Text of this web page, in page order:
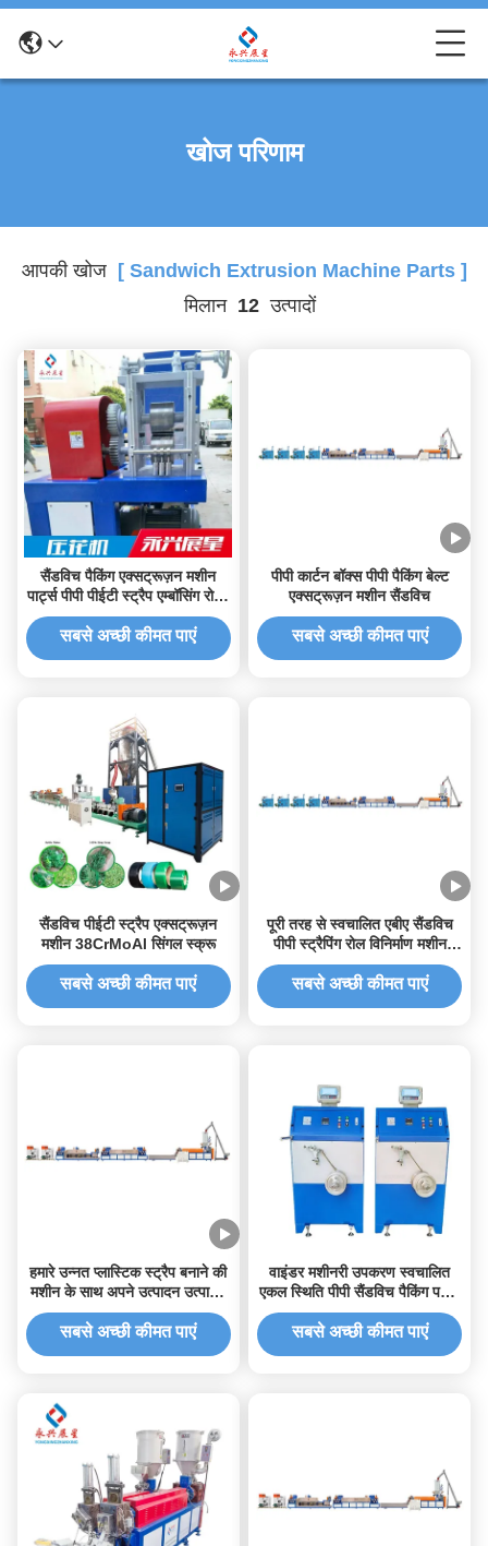
खोज परिणाम
आपकी खोज[ Sandwich Extrusion Machine Parts ]
मिलान 12उत्पादों
सैंडविच पैकिंग एक्सट्रूज़न मशीन
पार्ट्स पीपी पीईटी स्ट्रैप एम्बॉसिंग रोलर
मशीन
सबसे अच्छी कीमत पाएं
पीपी कार्टन बॉक्स पीपी पैकिंग बेल्ट
एक्सट्रूज़न मशीन सैंडविच
सबसे अच्छी कीमत पाएं
सैंडविच पीईटी स्ट्रैप एक्सट्रूज़न
मशीन 38CrMoAl सिंगल स्क्रू
सबसे अच्छी कीमत पाएं
पूरी तरह से स्वचालित एबीए सैंडविच
पीपी स्ट्रैपिंग रोल विनिर्माण मशीन
100-600 KG/H
सबसे अच्छी कीमत पाएं
हमारे उन्नत प्लास्टिक स्ट्रैप बनाने की
मशीन के साथ अपने उत्पादन उत्पादन
में वृद्धि करें
सबसे अच्छी कीमत पाएं
वाइंडर मशीनरी उपकरण स्वचालित
एकल स्थिति पीपी सैंडविच पैकिंग पट्टा
उत्पादन लाइन
सबसे अच्छी कीमत पाएं